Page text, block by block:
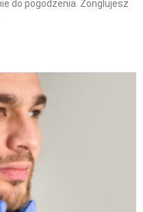
do pogodzenia. Żonglujesz